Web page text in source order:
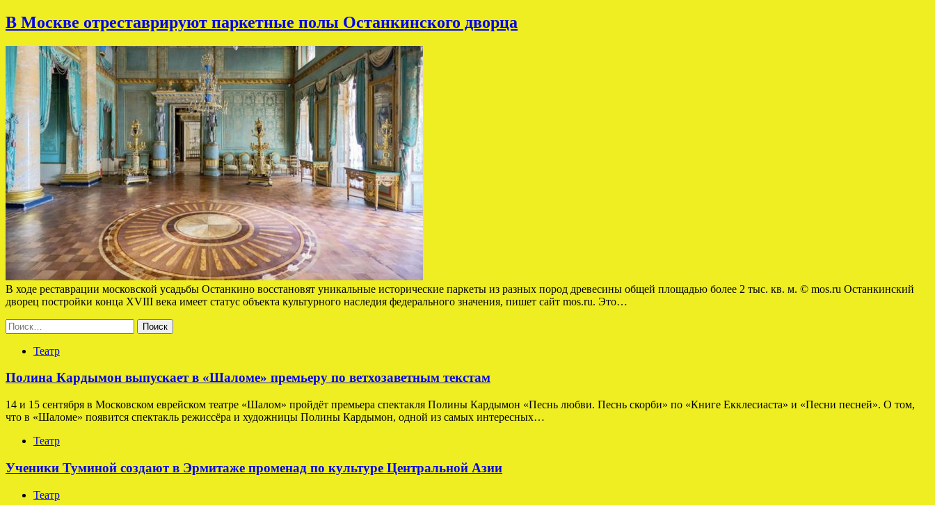
В Москве отреставрируют паркетные полы Останкинского дворца
В ходе реставрации московской усадьбы Останкино восстановят уникальные исторические паркеты из разных пород древесины общей площадью более 2 тыс. кв. м. © mos.ru Останкинский
дворец постройки конца XVIII века имеет статус объекта культурного наследия федерального значения, пишет сайт mos.ru. Это…
Найти:
Театр
Полина Кардымон выпускает в «Шаломе» премьеру по ветхозаветным текстам
14 и 15 сентября в Московском еврейском театре «Шалом» пройдёт премьера спектакля Полины Кардымон «Песнь любви. Песнь скорби» по «Книге Екклесиаста» и «Песни песней». О том,
что в «Шаломе» появится спектакль режиссёра и художницы Полины Кардымон, одной из самых интересных…
Театр
Ученики Туминой создают в Эрмитаже променад по культуре Центральной Азии
Театр